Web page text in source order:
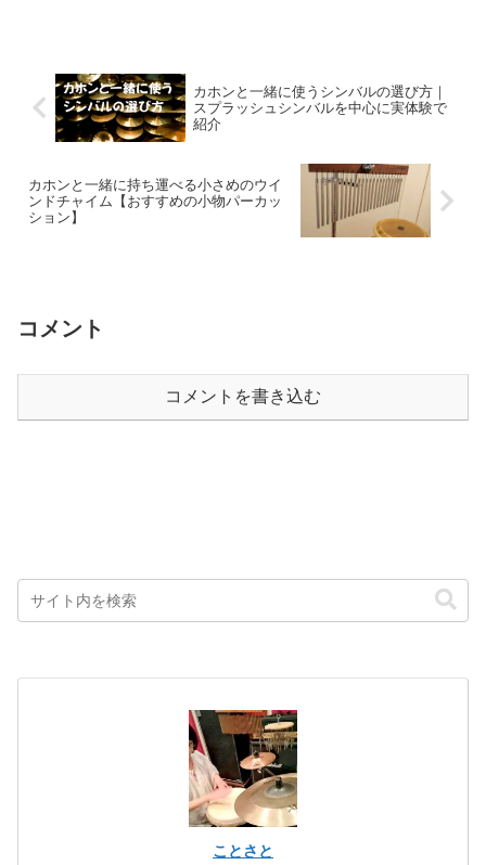
カホンと一緒に使うシンバルの選び方｜
スプラッシュシンバルを中心に実体験で
紹介
カホンと一緒に持ち運べる小さめのウイ
ンドチャイム【おすすめの小物パーカッ
ション】
コメント
コメントを書き込む
ことさと